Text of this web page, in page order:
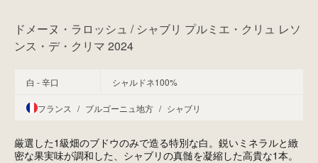
ドメーヌ・ラロッシュ / シャブリ プルミエ・クリュ レソ
ンス・デ・クリマ 2024
白 - 辛口 シャルドネ100%
フランス / ブルゴーニュ地方 / シャブリ
厳選した1級畑のブドウのみで造る特別な白。鋭いミネラルと緻
密な果実味が調和した、シャブリの真髄を凝縮した高貴な1本。